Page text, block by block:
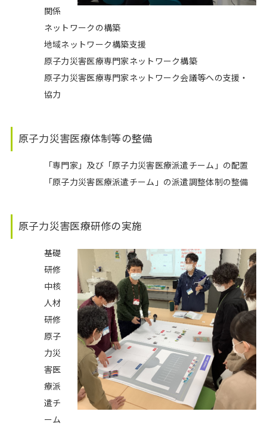
関係
ネットワークの構築
地域ネットワーク構築支援
原子力災害医療専門家ネットワーク構築
原子力災害医療専門家ネットワーク会議等への支援・
協力
原子力災害医療体制等の整備
「専門家」及び「原子力災害医療派遣チーム」の配置
「原子力災害医療派遣チーム」の派遣調整体制の整備
原子力災害医療研修の実施
基礎
研修
中核
人材
研修
原子
力災
害医
療派
遣チ
ーム